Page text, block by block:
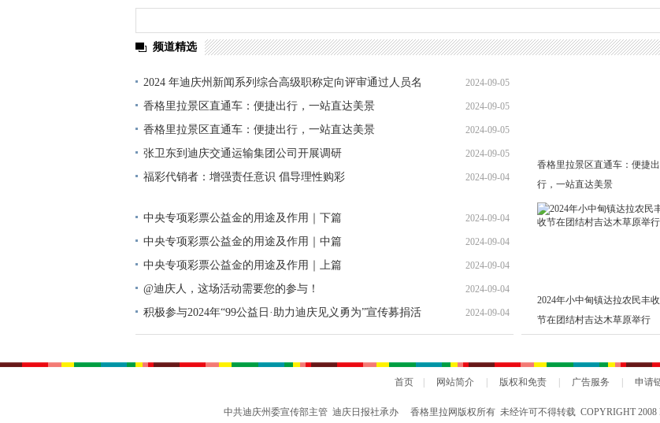
频道精选
2024 年迪庆州新闻系列综合高级职称定向评审通过人员名
单公示
2024-09-05
香格里拉景区直通车：便捷出行，一站直达美景 2024-09-05
香格里拉景区直通车：便捷出行，一站直达美景 2024-09-05
张卫东到迪庆交通运输集团公司开展调研 2024-09-05
福彩代销者：增强责任意识 倡导理性购彩 2024-09-04
中央专项彩票公益金的用途及作用｜下篇 2024-09-04
中央专项彩票公益金的用途及作用｜中篇 2024-09-04
中央专项彩票公益金的用途及作用｜上篇 2024-09-04
@迪庆人，这场活动需要您的参与！ 2024-09-04
积极参与2024年“99公益日·助力迪庆见义勇为”宣传募捐活
动倡议书
2024-09-04
香格里拉景区直通车：便捷出
行，一站直达美景
2024年小中甸镇达拉农民丰收
节在团结村吉达木草原举行